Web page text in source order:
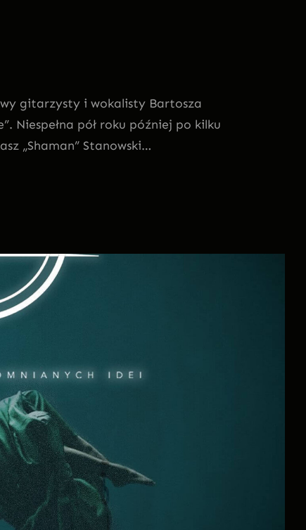
gitarzysty i wokalisty Bartosza
Niespełna pół roku później po kilku
„Shaman” Stanowski…